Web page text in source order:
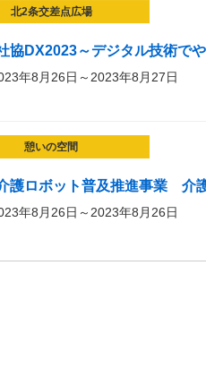
北2条交差点広場
協DX2023～デジタル技術で
年8月26日～2023年8月27日
憩いの空間
護ロボット普及推進事業 介
年8月26日～2023年8月26日